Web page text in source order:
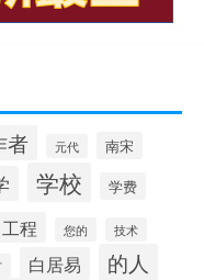
者 元代 南宋
学校 学费
工程 您的 技术
白居易 的人